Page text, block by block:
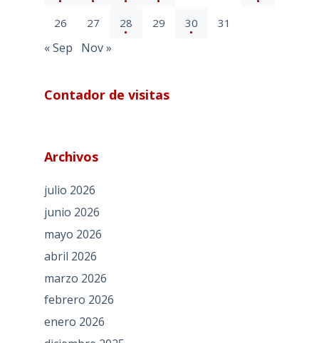
26 27 28 29 30 31
« Sep Nov »
Contador de visitas
Archivos
julio 2026
junio 2026
mayo 2026
abril 2026
marzo 2026
febrero 2026
enero 2026